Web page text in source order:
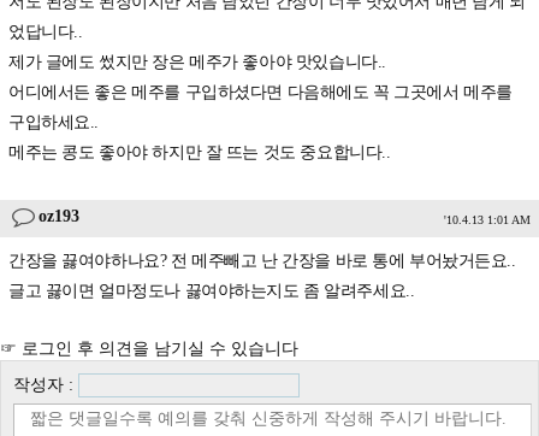
었답니다..
제가 글에도 썼지만 장은 메주가 좋아야 맛있습니다..
어디에서든 좋은 메주를 구입하셨다면 다음해에도 꼭 그곳에서 메주를
구입하세요..
메주는 콩도 좋아야 하지만 잘 뜨는 것도 중요합니다..
oz193 '10.4.13 1:01 AM
간장을 끓여야하나요? 전 메주빼고 난 간장을 바로 통에 부어놨거든요..
글고 끓이면 얼마정도나 끓여야하는지도 좀 알려주세요..
☞ 로그인 후 의견을 남기실 수 있습니다
작성자 :